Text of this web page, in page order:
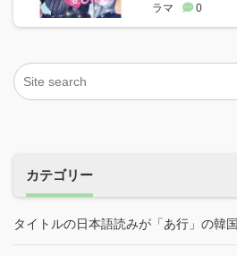
ラマ
0
カテゴリー
タイトルの日本語読みが「あ行」の韓